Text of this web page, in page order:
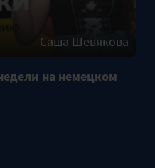
Саша Шевякова
на немецком